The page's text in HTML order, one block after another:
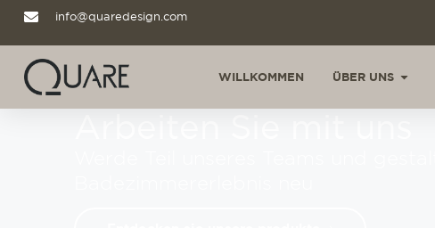
info@quaredesign.com
WILLKOMMEN ÜBER UNS